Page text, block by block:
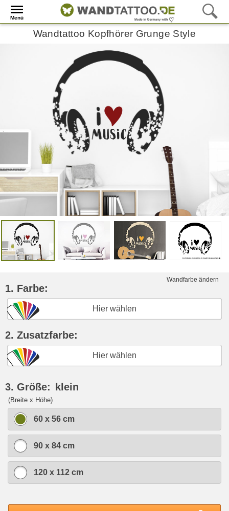
Menü
Wandtattoo Kopfhörer Grunge Style
Wandfarbe ändern
1. Farbe:
Hier wählen
2. Zusatzfarbe:
Hier wählen
3. Größe: klein
(Breite x Höhe)
60 x 56 cm
90 x 84 cm
120 x 112 cm